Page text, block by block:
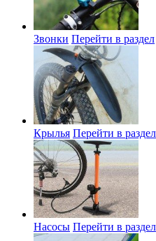
Звонки Перейти в раздел
Крылья Перейти в раздел
Насосы Перейти в раздел